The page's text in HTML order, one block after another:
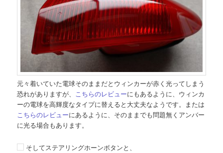
元々着いていた電球そのままだとウィンカーが赤く光ってしまう
恐れがありますが、 こちらのレビューにもあるように、ウィンカ
ーの電球を高輝度なタイプに替えると大丈夫なようです。または
こちらのレビューにあるように、そのままでも問題無くアンバー
に光る場合もあります。
そしてステアリングホーンボタンと、